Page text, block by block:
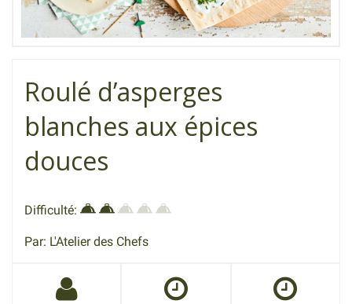
Roulé d’asperges
blanches aux épices
douces
Difficulté:
Par: L'Atelier des Chefs